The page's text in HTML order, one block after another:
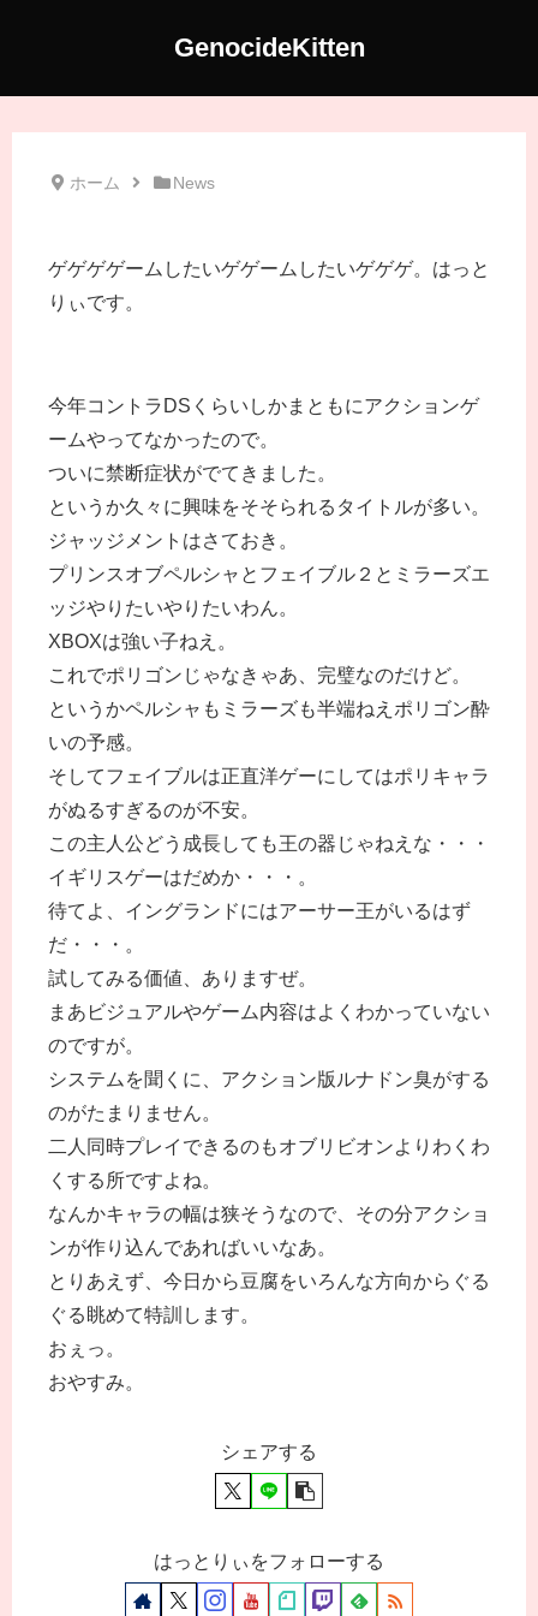
GenocideKitten
ホーム News
ゲゲゲゲームしたいゲゲームしたいゲゲゲ。はっと
りぃです。
今年コントラDSくらいしかまともにアクションゲ
ームやってなかったので。
ついに禁断症状がでてきました。
というか久々に興味をそそられるタイトルが多い。
ジャッジメントはさておき。
プリンスオブペルシャとフェイブル２とミラーズエ
ッジやりたいやりたいわん。
XBOXは強い子ねえ。
これでポリゴンじゃなきゃあ、完璧なのだけど。
というかペルシャもミラーズも半端ねえポリゴン酔
いの予感。
そしてフェイブルは正直洋ゲーにしてはポリキャラ
がぬるすぎるのが不安。
この主人公どう成長しても王の器じゃねえな・・・
イギリスゲーはだめか・・・。
待てよ、イングランドにはアーサー王がいるはず
だ・・・。
試してみる価値、ありますぜ。
まあビジュアルやゲーム内容はよくわかっていない
のですが。
システムを聞くに、アクション版ルナドン臭がする
のがたまりません。
二人同時プレイできるのもオブリビオンよりわくわ
くする所ですよね。
なんかキャラの幅は狭そうなので、その分アクショ
ンが作り込んであればいいなあ。
とりあえず、今日から豆腐をいろんな方向からぐる
ぐる眺めて特訓します。
おぇっ。
おやすみ。
シェアする
はっとりぃをフォローする